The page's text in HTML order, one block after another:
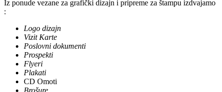
Iz ponude vezane za grafički dizajn i pripreme za štampu izdvajamo
:
Logo dizajn
Vizit Karte
Poslovni dokumenti
Prospekti
Flyeri
Plakati
CD Omoti
Brošure